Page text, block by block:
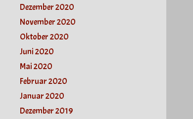
Dezember 2020
November 2020
Oktober 2020
Juni 2020
Mai 2020
Februar 2020
Januar 2020
Dezember 2019